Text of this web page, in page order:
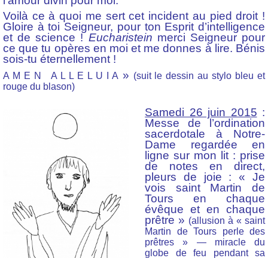
Voilà ce à quoi me sert cet incident au pied droit !
Gloire à toi Seigneur, pour ton Esprit d’intelligence
et de science ! Eucharistein merci Seigneur pour
ce que tu opères en moi et me donnes à lire. Bénis
sois-tu éternellement !
A M E N A L L E L U I A » (suit le dessin au stylo bleu et
rouge du blason)
Samedi 26 juin 2015 :
Messe de l’ordination
sacerdotale à Notre-
Dame regardée en
ligne sur mon lit : prise
de notes en direct,
pleurs de joie : « Je
vois saint Martin de
Tours en chaque
évêque et en chaque
prêtre » (allusion à « saint
Martin de Tours perle des
prêtres » — miracle du
globe de feu pendant sa